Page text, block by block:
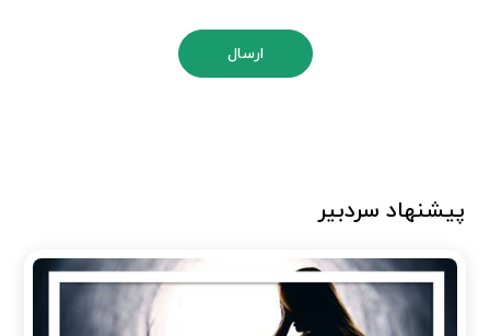
ارسال
پیشنهاد سردبیر